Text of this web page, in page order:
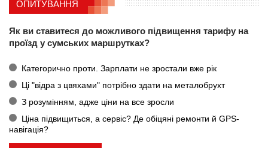
ОПИТУВАННЯ
Як ви ставитеся до можливого підвищення тарифу на
проїзд у сумських маршрутках?
Категорично проти. Зарплати не зростали вже рік
Ці "відра з цвяхами" потрібно здати на металобрухт
З розумінням, адже ціни на все зросли
Ціна підвищиться, а сервіс? Де обіцяні ремонти й GPS-
навігація?